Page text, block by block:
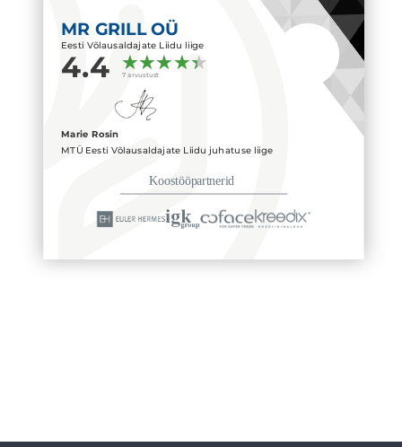
MR GRILL OÜ
Eesti Võlausaldajate Liidu liige
4.4 7 arvustust
Marie Rosin
MTÜ Eesti Võlausaldajate Liidu juhatuse liige